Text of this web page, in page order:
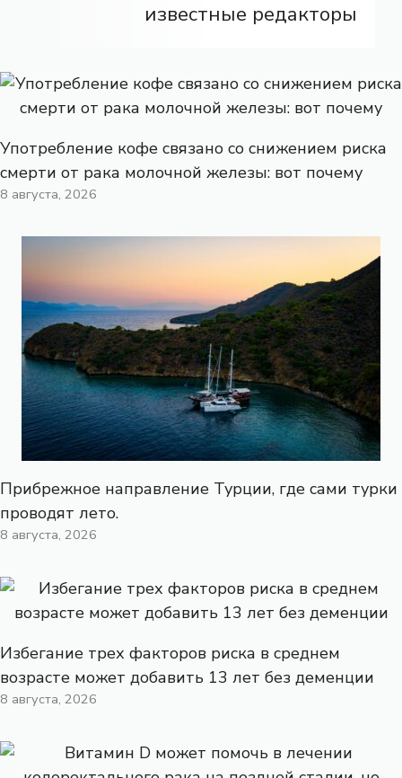
известные редакторы
Употребление кофе связано со снижением риска
смерти от рака молочной железы: вот почему
8 августа, 2026
Прибрежное направление Турции, где сами турки
проводят лето.
8 августа, 2026
Избегание трех факторов риска в среднем
возрасте может добавить 13 лет без деменции
8 августа, 2026